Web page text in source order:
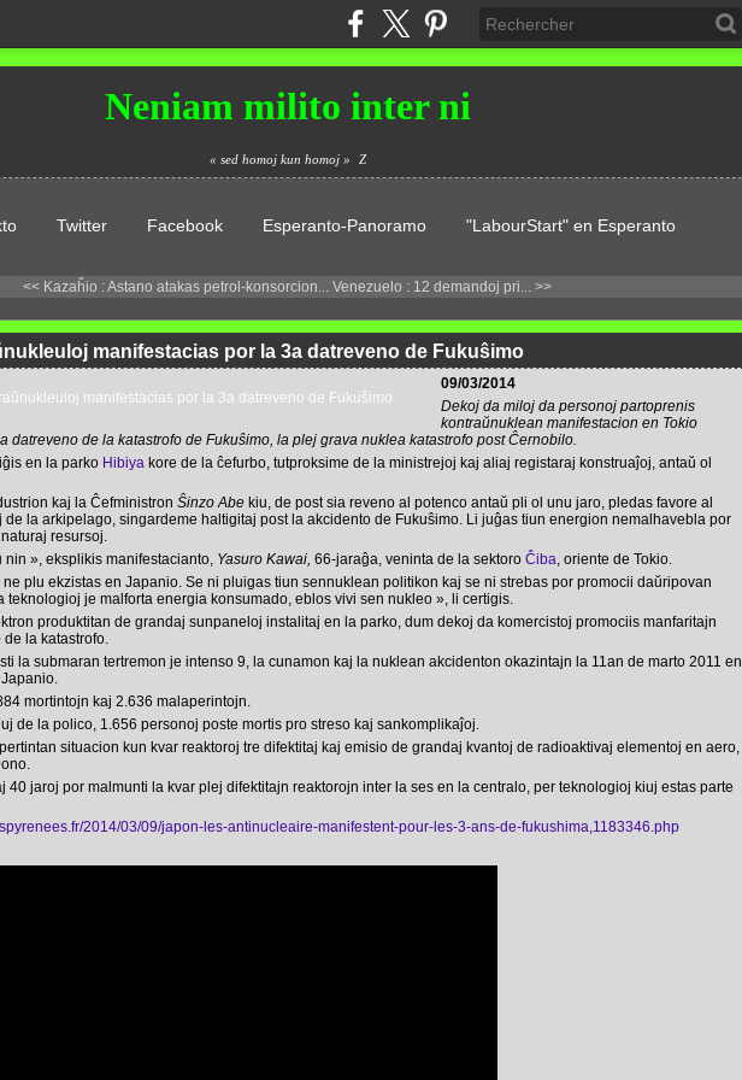
Neniam milito inter ni
« sed homoj kun homoj » Z
Twitter Facebook Esperanto-Panoramo "LabourStart" en Esperanto
<< Kazaĥio : Astano atakas petrol-konsorcion... Venezuelo : 12 demandoj pri... >>
manifestacias por la 3a datreveno de Fukuŝimo
09/03/2014
Dekoj da miloj da personoj partoprenis
kontraŭnuklean manifestacion en Tokio
datreveno de la katastrofo de Fukuŝimo, la plej grava nuklea katastrofo post Ĉernobilo.
en la parko Hibiyakore de la ĉefurbo, tutproksime de la ministrejoj kaj aliaj registaraj konstruaĵoj, antaŭ ol
kaj la Ĉefministron Ŝinzo Abekiu, de post sia reveno al potenco antaŭ pli ol unu jaro, pledas favore al
la arkipelago, singardeme haltigitaj post la akcidento de Fukuŝimo. Li juĝas tiun energion nemalhavebla por
resursoj.
», eksplikis manifestacianto, Yasuro Kawai, 66-jaraĝa, veninta de la sektoro Ĉiba, oriente de Tokio.
plu ekzistas en Japanio. Se ni pluigas tiun sennuklean politikon kaj se ni strebas por promocii daŭripovan
teknologioj je malforta energia konsumado, eblos vivi sen nukleo », li certigis.
produktitan de grandaj sunpaneloj instalitaj en la parko, dum dekoj da komercistoj promociis manfaritajn
la katastrofo.
la submaran tertremon je intenso 9, la cunamon kaj la nuklean akcidenton okazintajn la 11an de marto 2011 en
mortintojn kaj 2.636 malaperintojn.
de la polico, 1.656 personoj poste mortis pro streso kaj sankomplikaĵoj.
situacion kun kvar reaktoroj tre difektitaj kaj emisio de grandaj kvantoj de radioaktivaj elementoj en aero,
40 jaroj por malmunti la kvar plej difektitajn reaktorojn inter la ses en la centralo, per teknologioj kiuj estas parte
2014/03/09/japon-les-antinucleaire-manifestent-pour-les-3-ans-de-fukushima,1183346.php